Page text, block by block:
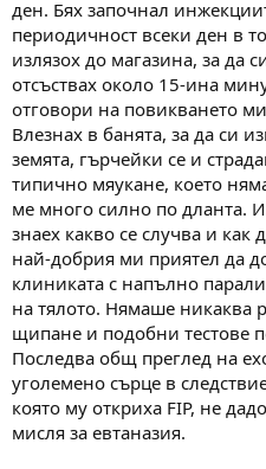
ден. Бях започнал
периодичност всеки ден в
излязох до магазина, за да
отсъствах около 15-ина
отговори на повикването
Влезнах в банята, за да си
земята, гърчейки се и
типично мяукане, което
ме много силно по дланта.
знаех какво се случва и
най-добрия ми приятел да
клиниката с напълно
на тялото. Нямаше никаква
щипане и подобни тестове
Последва общ преглед на
уголемено сърце в
която му откриха FIP, не
мисля за евтаназия.